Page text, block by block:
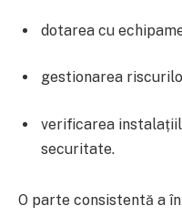
dotarea cu
gestionarea
verificarea
securitate.
O parte consistentă a